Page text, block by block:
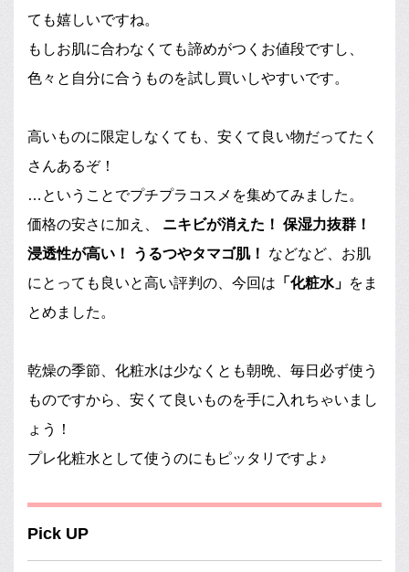
ても嬉しいですね。
もしお肌に合わなくても諦めがつくお値段ですし、
色々と自分に合うものを試し買いしやすいです。
高いものに限定しなくても、安くて良い物だってたく
さんあるぞ！
…ということでプチプラコスメを集めてみました。
価格の安さに加え、 ニキビが消えた！ 保湿力抜群！
浸透性が高い！
うるつやタマゴ肌！
などなど、お肌
にとっても良いと高い評判の、今回は 「化粧水」 をま
とめました。
乾燥の季節、化粧水は少なくとも朝晩、毎日必ず使う
ものですから、安くて良いものを手に入れちゃいまし
ょう！
プレ化粧水として使うのにもピッタリですよ♪
Pick UP